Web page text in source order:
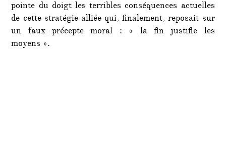
pointe du doigt les terribles conséquences actuelles
de cette stratégie alliée qui, finalement, reposait sur
un faux précepte moral : « la fin justifie les
moyens ».